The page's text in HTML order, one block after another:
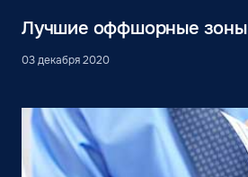
Лучшие оффшорные зоны
03 декабря 2020